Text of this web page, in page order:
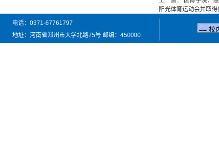
阳光体育运动会并取得
电话：0371-67761797
地址：河南省郑州市大学北路75号 邮编：450000